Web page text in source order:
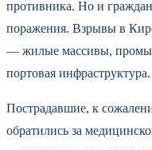
противника. Но и
поражения. Взрывы в
— жилые массивы,
портовая инфраструктура.
Пострадавшие, к
обратились за